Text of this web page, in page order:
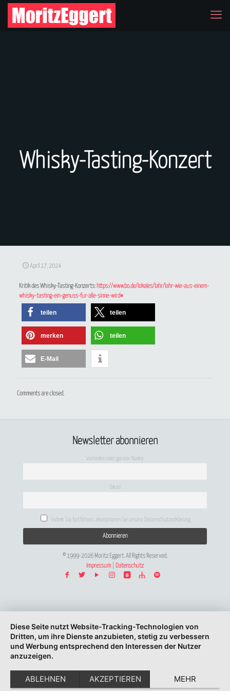
Whisky-Tasting-Konzert
April 17, 2024
Kritik des Whisky-Tasting-Konzerts: https://www.bo.de/lokales/lahr/lahr-wie-aus-einem-
whisky-tasting-ein-genuss-fur-alle-sinne-wird#
teilen teilen
merken teilen
E-Mail
Comments are closed.
Newsletter abonnieren
Vorname oder ganzer Name
Email
Indem Sie fortfahren, akzeptieren Sie unsere Datenschutzerklärung.
© 1999-2026 Moritz Eggert. All Rights Reserved.
Impressum
Datenschutz
Diese Seite nutzt Website-Tracking-Technologien von
Dritten, um ihre Dienste anzubieten, stetig zu verbessern
und Werbung entsprechend den Interessen der Nutzer
anzuzeigen.
ABLEHNEN AKZEPTIEREN MEHR